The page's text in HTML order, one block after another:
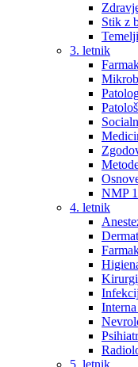
Stik z
3. letnik
NMP
4. letnik
5. letnik